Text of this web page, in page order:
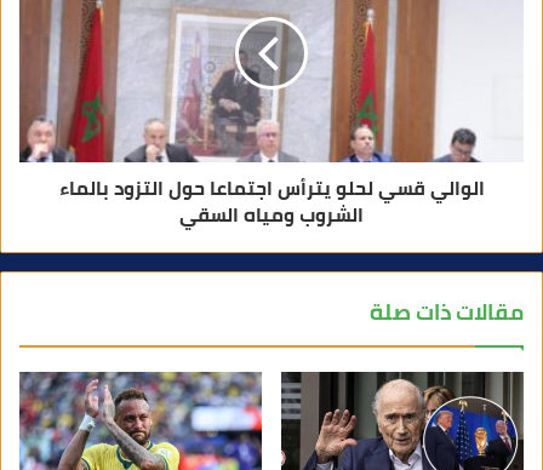
الوالي قسي لحلو يترأس اجتماعا حول التزود بالماء
الشروب ومياه السقي
مقالات ذات صلة